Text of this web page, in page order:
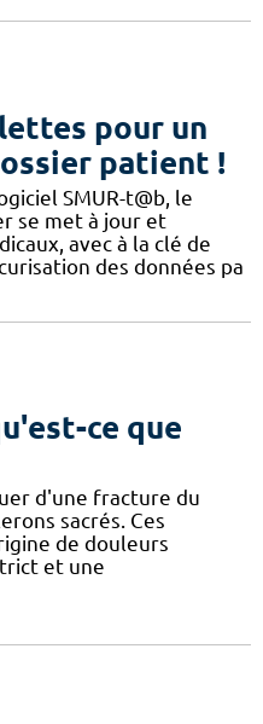
pour un
patient !
SMUR-t@b, le
se met à jour et
avec à la clé de
des données pa
ce que
d'une fracture du
sacrés. Ces
de douleurs
et une